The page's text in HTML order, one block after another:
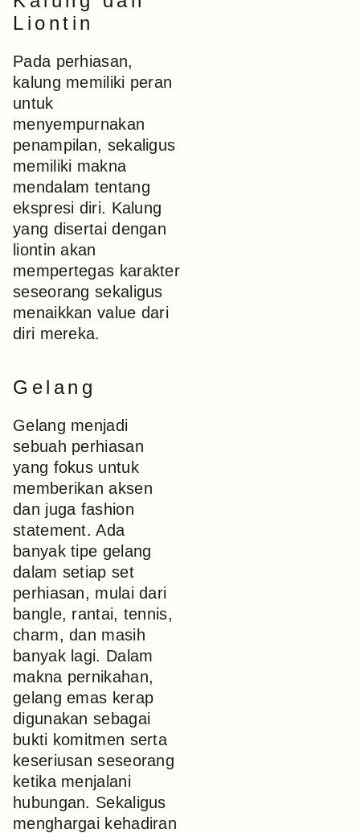
Liontin
Pada perhiasan,
kalung memiliki peran
untuk
menyempurnakan
penampilan, sekaligus
memiliki makna
mendalam tentang
ekspresi diri. Kalung
yang disertai dengan
liontin akan
mempertegas karakter
seseorang sekaligus
menaikkan value dari
diri mereka.
Gelang
Gelang menjadi
sebuah perhiasan
yang fokus untuk
memberikan aksen
dan juga fashion
statement. Ada
banyak tipe gelang
dalam setiap set
perhiasan, mulai dari
bangle, rantai, tennis,
charm, dan masih
banyak lagi. Dalam
makna pernikahan,
gelang emas kerap
digunakan sebagai
bukti komitmen serta
keseriusan seseorang
ketika menjalani
hubungan. Sekaligus
menghargai kehadiran